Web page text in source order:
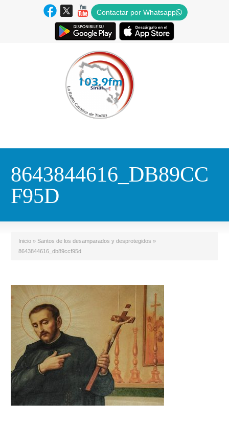
Contactar por Whatsapp
8643844616_DB89CC
F95D
Inicio » Santos de los desamparados y desprotegidos »
8643844616_db89ccf95d